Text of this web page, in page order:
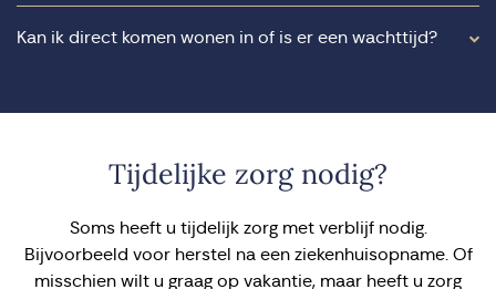
Kan ik direct komen wonen in of is er een wachttijd?
Tijdelijke zorg nodig?
Soms heeft u tijdelijk zorg met verblijf nodig.
Bijvoorbeeld voor herstel na een ziekenhuisopname. Of
misschien wilt u graag op vakantie, maar heeft u zorg